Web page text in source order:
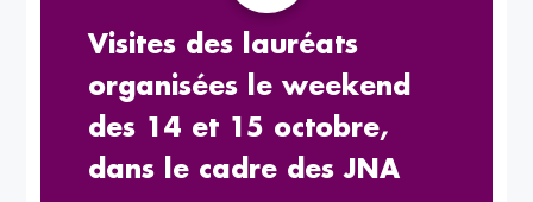
Visites des lauréats
organisées le weekend
des 14 et 15 octobre,
dans le cadre des JNA